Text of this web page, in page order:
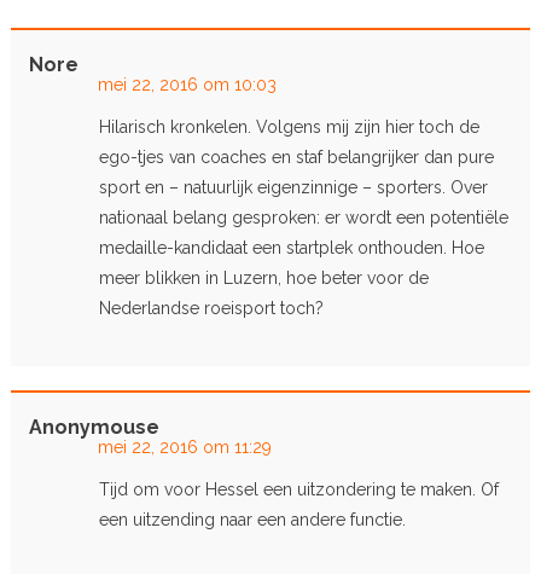
Nore
mei 22, 2016 om 10:03
Hilarisch kronkelen. Volgens mij zijn hier toch de
ego-tjes van coaches en staf belangrijker dan pure
sport en – natuurlijk eigenzinnige – sporters. Over
nationaal belang gesproken: er wordt een potentiële
medaille-kandidaat een startplek onthouden. Hoe
meer blikken in Luzern, hoe beter voor de
Nederlandse roeisport toch?
Anonymouse
mei 22, 2016 om 11:29
Tijd om voor Hessel een uitzondering te maken. Of
een uitzending naar een andere functie.